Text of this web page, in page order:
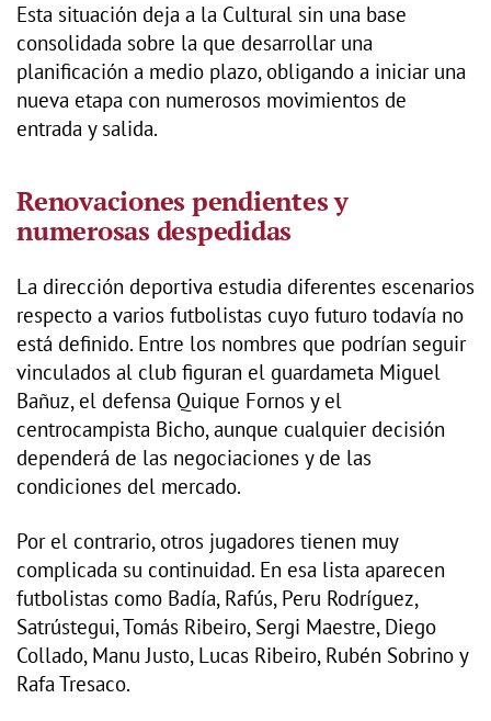
Esta situación deja a la Cultural sin una base
consolidada sobre la que desarrollar una
planificación a medio plazo, obligando a iniciar una
nueva etapa con numerosos movimientos de
entrada y salida.
Renovaciones pendientes y
numerosas despedidas
La dirección deportiva estudia diferentes escenarios
respecto a varios futbolistas cuyo futuro todavía no
está definido. Entre los nombres que podrían seguir
vinculados al club figuran el guardameta Miguel
Bañuz, el defensa Quique Fornos y el
centrocampista Bicho, aunque cualquier decisión
dependerá de las negociaciones y de las
condiciones del mercado.
Por el contrario, otros jugadores tienen muy
complicada su continuidad. En esa lista aparecen
futbolistas como Badía, Rafús, Peru Rodríguez,
Satrústegui, Tomás Ribeiro, Sergi Maestre, Diego
Collado, Manu Justo, Lucas Ribeiro, Rubén Sobrino y
Rafa Tresaco.